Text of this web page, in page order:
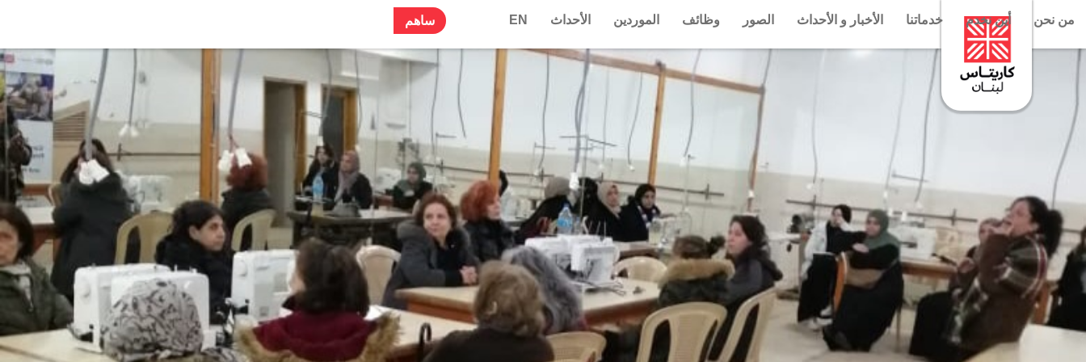
من نحن أين نخدم خدماتنا الأخبار و الأحداث الصور وظائف الموردين الأحداث EN ساهم